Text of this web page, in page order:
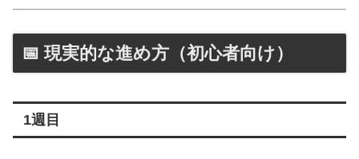
📅 現実的な進め方（初心者向け）
1週目